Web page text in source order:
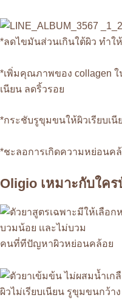
*ลดไขมันส่วนเกินใต้ผิว ทำใ
*เพิ่มคุณภาพของ collagen ใ
เนียน ลดริ้วรอย
*กระชับรูขุมขนให้ผิวเรียบเนี
*ชะลอการเกิดความหย่อนค
Oligio เหมาะกับใคร
คนที่ทีปัญหาผิวหย่อนคล้อย
ผิวไม่เรียบเนียน รูขุมขนกว้าง